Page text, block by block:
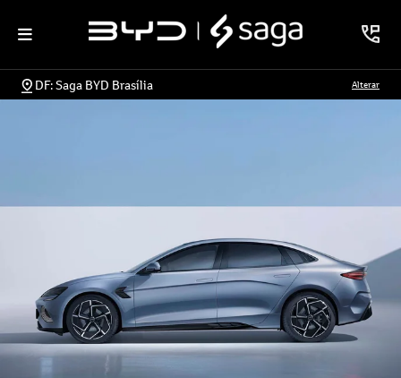
DF: Saga BYD Brasília Alterar